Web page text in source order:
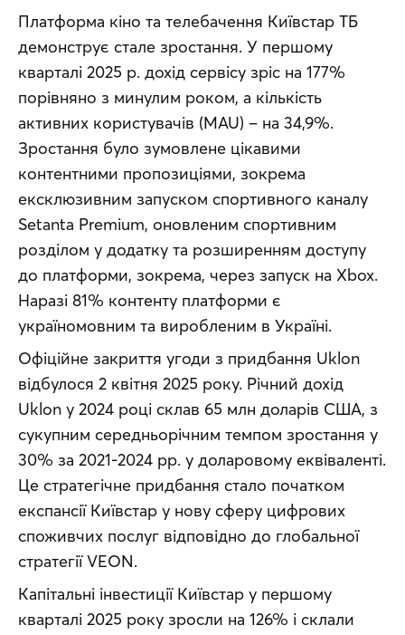
Платформа кіно та телебачення Київстар ТБ
демонструє стале зростання. У першому
кварталі 2025 р. дохід сервісу зріс на 177%
порівняно з минулим роком, а кількість
активних користувачів (MAU) – на 34,9%.
Зростання було зумовлене цікавими
контентними пропозиціями, зокрема
ексклюзивним запуском спортивного каналу
Setanta Premium, оновленим спортивним
розділом у додатку та розширенням доступу
до платформи, зокрема, через запуск на Xbox.
Наразі 81% контенту платформи є
україномовним та виробленим в Україні.
Офіційне закриття угоди з придбання Uklon
відбулося 2 квітня 2025 року. Річний дохід
Uklon у 2024 році склав 65 млн доларів США, з
сукупним середньорічним темпом зростання у
30% за 2021-2024 рр. у доларовому еквіваленті.
Це стратегічне придбання стало початком
експансії Київстар у нову сферу цифрових
споживчих послуг відповідно до глобальної
стратегії VEON.
Капітальні інвестиції Київстар у першому
кварталі 2025 року зросли на 126% і склали